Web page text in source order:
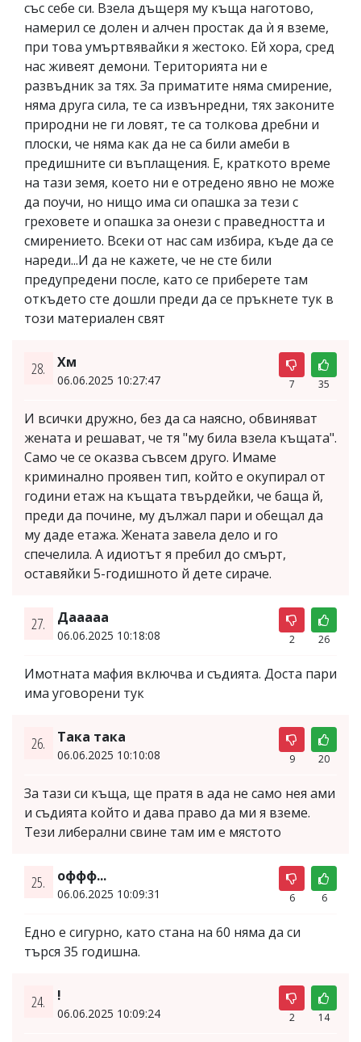
със себе си. Взела дъщеря му къща наготово,
намерил се долен и алчен простак да ѝ я вземе,
при това умъртвявайки я жестоко. Ей хора, сред
нас живеят демони. Територията ни е
развъдник за тях. За приматите няма смирение,
няма друга сила, те са извънредни, тях законите
природни не ги ловят, те са толкова дребни и
плоски, че няма как да не са били амеби в
предишните си въплащения. Е, краткото време
на тази земя, което ни е отредено явно не може
да поучи, но нищо има си опашка за тези с
греховете и опашка за онези с праведността и
смирението. Всеки от нас сам избира, къде да се
нареди...И да не кажете, че не сте били
предупредени после, като се приберете там
откъдето сте дошли преди да се пръкнете тук в
този материален свят
28. Хм
06.06.2025 10:27:47 7 35
И всички дружно, без да са наясно, обвиняват
жената и решават, че тя "му била взела къщата".
Само че се оказва съвсем друго. Имаме
криминално проявен тип, който е окупирал от
години етаж на къщата твърдейки, че баща й,
преди да почине, му дължал пари и обещал да
му даде етажа. Жената завела дело и го
спечелила. А идиотът я пребил до смърт,
оставяйки 5-годишното й дете сираче.
27. Дааааа
06.06.2025 10:18:08 2 26
Имотната мафия включва и съдията. Доста пари
има уговорени тук
26. Така така
06.06.2025 10:10:08 9 20
За тази си къща, ще пратя в ада не само нея ами
и съдията който и дава право да ми я вземе.
Тези либерални свине там им е мястото
25. оффф...
06.06.2025 10:09:31 6 6
Едно е сигурно, като стана на 60 няма да си
търся 35 годишна.
24. !
06.06.2025 10:09:24 2 14